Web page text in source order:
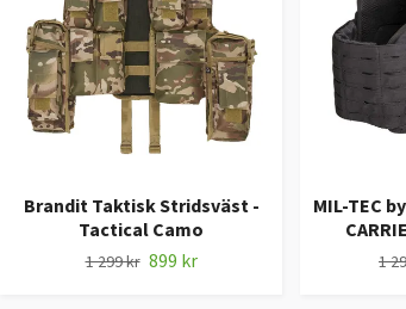
Brandit Taktisk Stridsväst -
Tactical Camo
1 299 kr 899 kr
MIL-TEC
1